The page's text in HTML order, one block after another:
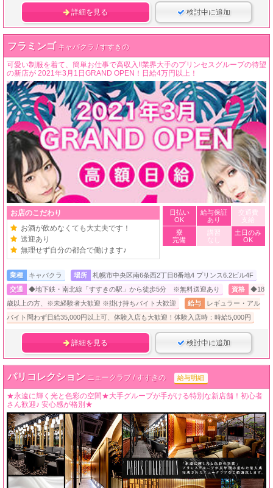
詳細を見る 検討中に追加
フラミンゴ キャバクラ / すすきの
可愛い制服を着て、簡単お仕事で高収入!!業界大手のプリンセスグループの待望
の新店が 2021年3月1日GRAND OPEN！日給4万円以上！
お店のこだわり
お酒が飲めなくても大丈夫です！
送迎あり
無理せず自分の都合で働けます♪
日払い
OK
給与保証
あり
交通費
支給
寮
完備
講習
なし
土日のみ
OK
業種 キャバクラ 場所
札幌市中央区南6条西2丁目8番地4 プリンス6.2ビル4F
交通
◆地下鉄・南北線「すすきの駅」から徒歩5分 ※無料送迎あり 資格
◆18
歳以上の方、※未経験者大歓迎 ※掛け持ちバイト大歓迎
給与
レギュラー・アル
バイト問わず日給35,000円以上可、体験入店も大歓迎！体験入店時：時給5,000円
詳細を見る 検討中に追加
パリコレクション ニュークラブ / すすきの 給与明細
★永遠に輝く光と色彩の空間★大手グループが手がける特別な新店舗！初心者
さん歓迎♪ 安心感が格別★